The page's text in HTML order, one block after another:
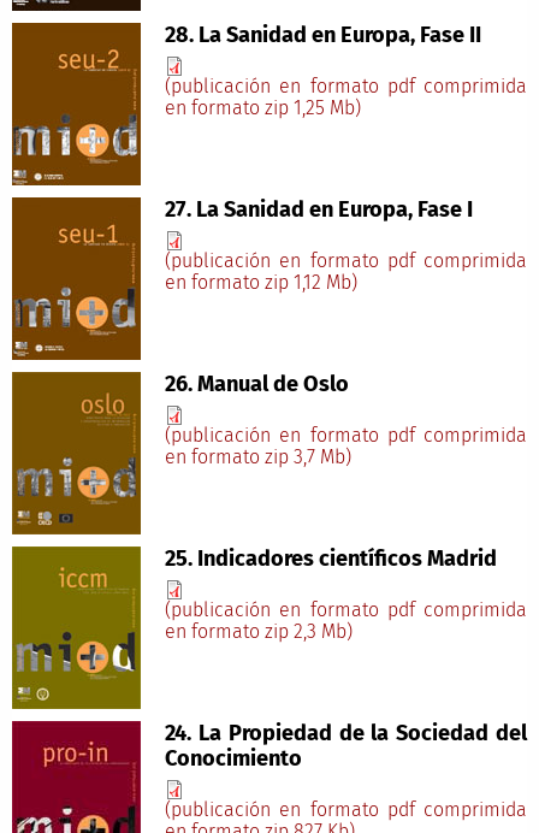
28. La Sanidad en Europa, Fase II
(publicación en formato pdf comprimida
en formato zip 1,25 Mb)
27. La Sanidad en Europa, Fase I
(publicación en formato pdf comprimida
en formato zip 1,12 Mb)
26. Manual de Oslo
(publicación en formato pdf comprimida
en formato zip 3,7 Mb)
25. Indicadores científicos Madrid
(publicación en formato pdf comprimida
en formato zip 2,3 Mb)
24. La Propiedad de la Sociedad del
Conocimiento
(publicación en formato pdf comprimida